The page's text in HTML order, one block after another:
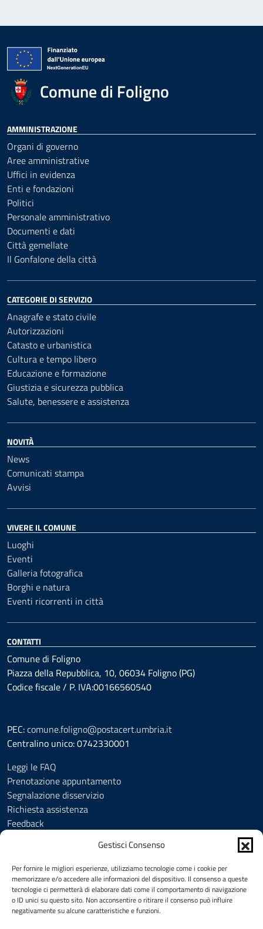
Gestisci Consenso
Per fornire le migliori esperienze, utilizziamo tecnologie come i cookie per
memorizzare e/o accedere alle informazioni del dispositivo. Il consenso a queste
tecnologie ci permetterà di elaborare dati come il comportamento di navigazione
o ID unici su questo sito. Non acconsentire o ritirare il consenso può influire
negativamente su alcune caratteristiche e funzioni.
Comune di Foligno
AMMINISTRAZIONE
Organi di governo
Aree amministrative
Uffici in evidenza
Enti e fondazioni
Politici
Personale amministrativo
Documenti e dati
Città gemellate
Il Gonfalone della città
CATEGORIE DI SERVIZIO
Anagrafe e stato civile
Autorizzazioni
Catasto e urbanistica
Cultura e tempo libero
Educazione e formazione
Giustizia e sicurezza pubblica
Salute, benessere e assistenza
NOVITÀ
News
Comunicati stampa
Avvisi
VIVERE IL COMUNE
Luoghi
Eventi
Galleria fotografica
Borghi e natura
Eventi ricorrenti in città
CONTATTI
Comune di Foligno
Piazza della Repubblica, 10, 06034 Foligno (PG)
Codice fiscale / P. IVA:00166560540
PEC:comune.foligno@postacert.umbria.it
Centralino unico: 0742330001
Leggi le FAQ
Prenotazione appuntamento
Segnalazione disservizio
Richiesta assistenza
Feedback
Informativa privacy
Cookie Policy (UE)
Social Media Policy
Note legali